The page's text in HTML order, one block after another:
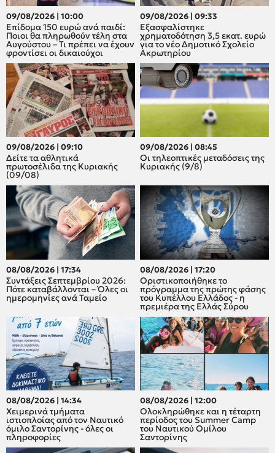
09/08/2026 | 10:00
Επίδομα 150 ευρώ ανά παιδί:
Ποιοι θα πληρωθούν τέλη στα
Αυγούστου – Τι πρέπει να έχουν
φροντίσει οι δικαιούχοι
09/08/2026 | 09:33
Εξασφαλίστηκε
χρηματοδότηση 3,5 εκατ. ευρώ
για το νέο Δημοτικό Σχολείο
Ακρωτηρίου
09/08/2026 | 09:10
Δείτε τα αθλητικά
πρωτοσέλιδα της Κυριακής
(09/08)
09/08/2026 | 08:45
Οι τηλεοπτικές μεταδόσεις της
Κυριακής (9/8)
08/08/2026 | 17:34
Συντάξεις Σεπτεμβρίου 2026:
Πότε καταβάλλονται – Όλες οι
ημερομηνίες ανά Ταμείο
08/08/2026 | 17:20
Οριστικοποιήθηκε το
πρόγραμμα της πρώτης φάσης
του Κυπέλλου Ελλάδος - η
πρεμιέρα της Ελλάς Σύρου
08/08/2026 | 14:34
Χειμερινά τμήματα
ιστιοπλοίας από τον Ναυτικό
όμιλο Σαντορίνης - όλες οι
πληροφορίες
08/08/2026 | 12:00
Oλοκληρώθηκε και η τέταρτη
περίοδος του Summer Camp
του Ναυτικού Ομίλου
Σαντορίνης